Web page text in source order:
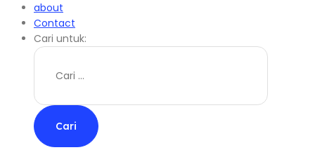
about
Contact
Cari untuk: